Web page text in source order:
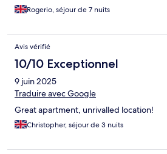
Rogerio, séjour de 7 nuits
Avis vérifié
10/10 Exceptionnel
9 juin 2025
Traduire avec Google
Great apartment, unrivalled location!
Christopher, séjour de 3 nuits